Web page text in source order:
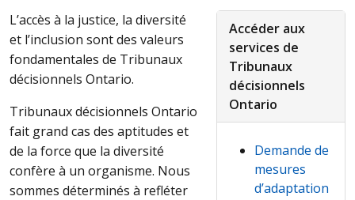
L’accès à la justice, la diversité
et l’inclusion sont des valeurs
fondamentales de Tribunaux
décisionnels Ontario.
Tribunaux décisionnels Ontario
fait grand cas des aptitudes et
de la force que la diversité
confère à un organisme. Nous
sommes déterminés à refléter
Accéder aux
services de
Tribunaux
décisionnels
Ontario
Demande de
mesures
d’adaptation